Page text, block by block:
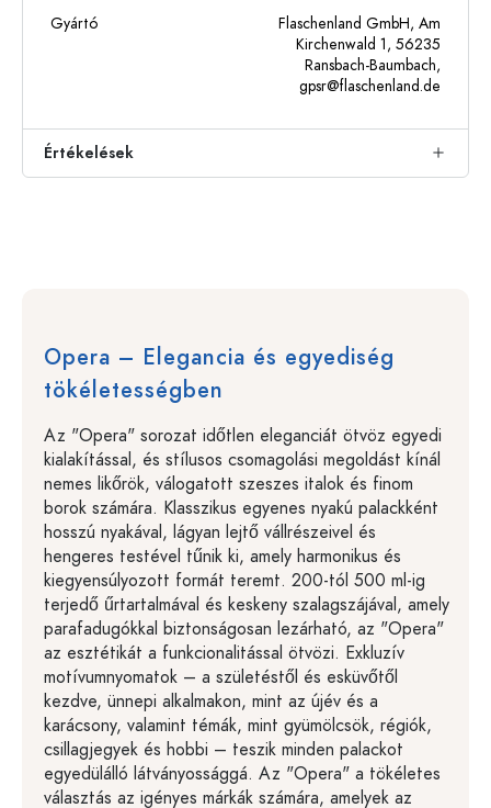
Gyártó
Flaschenland GmbH, Am
Kirchenwald 1, 56235
Ransbach-Baumbach,
gpsr@flaschenland.de
Értékelések
Opera – Elegancia és egyediség
tökéletességben
Az "Opera" sorozat időtlen eleganciát ötvöz egyedi
kialakítással, és stílusos csomagolási megoldást kínál
nemes likőrök, válogatott szeszes italok és finom
borok számára. Klasszikus egyenes nyakú palackként
hosszú nyakával, lágyan lejtő vállrészeivel és
hengeres testével tűnik ki, amely harmonikus és
kiegyensúlyozott formát teremt. 200-tól 500 ml-ig
terjedő űrtartalmával és keskeny szalagszájával, amely
parafadugókkal biztonságosan lezárható, az "Opera"
az esztétikát a funkcionalitással ötvözi. Exkluzív
motívumnyomatok – a születéstől és esküvőtől
kezdve, ünnepi alkalmakon, mint az újév és a
karácsony, valamint témák, mint gyümölcsök, régiók,
csillagjegyek és hobbi – teszik minden palackot
egyedülálló látványossággá. Az "Opera" a tökéletes
választás az igényes márkák számára, amelyek az